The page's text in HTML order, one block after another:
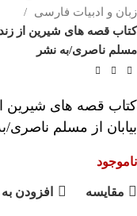
زبان و ادبیات فارسی
مسلم ناصری/به نشر
بیابان از مسلم ناصری/
ناموجود
مقايسه افزودن